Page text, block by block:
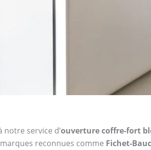
notre service d’ouverture coffre-fort
reconnues comme Fichet-